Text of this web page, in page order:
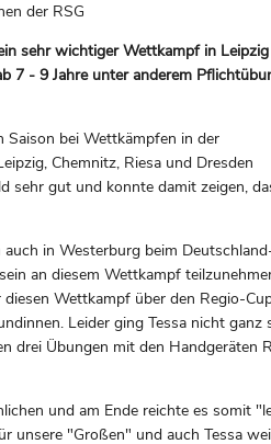
der RSG
sehr wichtiger Wettkampf in Leipzig
7 - 9 Jahre unter anderem
Saison bei Wettkämpfen in der
Chemnitz, Riesa und Dresden
sehr gut und konnte damit zeigen,
in Westerburg beim
an diesem Wettkampf
Wettkampf über den Regio-
Leider ging Tessa nicht ganz
drei Übungen mit den Handgeräten
und am Ende reichte es somit
unsere "Großen" und auch Tessa